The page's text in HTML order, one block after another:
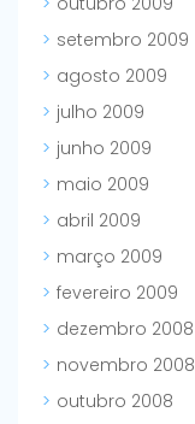
setembro 2009
agosto 2009
julho 2009
junho 2009
maio 2009
abril 2009
março 2009
fevereiro 2009
dezembro 2008
novembro 2008
outubro 2008